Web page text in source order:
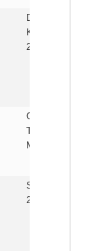
Dewan Msn,
Kangar, Perlis
26 Mac 2017)
Gong Badak,
Terengganu
Mac 2017)
Subang (15-19
2017)